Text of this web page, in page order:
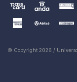
© Copyright 2026 /